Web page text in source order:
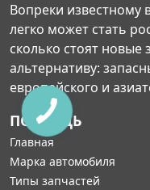
Вопреки известному
легко может стать
сколько стоят
альтернативу:
европейского и
ПОМОЩЬ
Главная
Марка автомобиля
Типы запчастей